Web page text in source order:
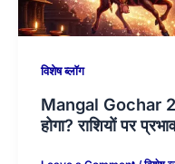
विशेष ब्लॉग
Mangal Gochar
होगा? राशियों पर